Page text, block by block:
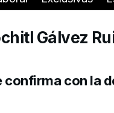
Gálvez
confirma con la